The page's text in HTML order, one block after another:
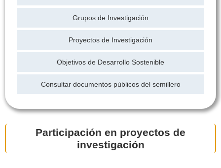
Grupos de Investigación
Proyectos de Investigación
Objetivos de Desarrollo Sostenible
Consultar documentos públicos del semillero
Participación en proyectos de
investigación